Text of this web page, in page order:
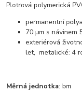
Plotrová polymerická
permanentní
70 µm s návinem
exteriérová
let, metalické: 4
Měrná jednotka: bm